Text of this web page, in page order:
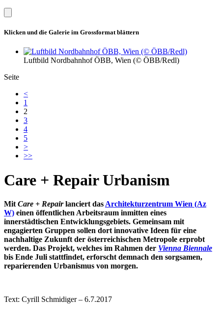
Klicken und die Galerie im Grossformat blättern
Luftbild Nordbahnhof ÖBB, Wien (© ÖBB/Redl)
Seite
<
1
2
3
4
5
>
>>
Care + Repair Urbanism
Mit Care + Repairlanciert das Architekturzentrum Wien (Az
W) einen öffentlichen Arbeitsraum inmitten eines
innerstädtischen Entwicklungsgebiets. Gemeinsam mit
engagierten Gruppen sollen dort innovative Ideen für eine
nachhaltige Zukunft der österreichischen Metropole erprobt
werden. Das Projekt, welches im Rahmen der Vienna Biennale
bis Ende Juli stattfindet, erforscht demnach den sorgsamen,
reparierenden Urbanismus von morgen.
Text: Cyrill Schmidiger – 6.7.2017